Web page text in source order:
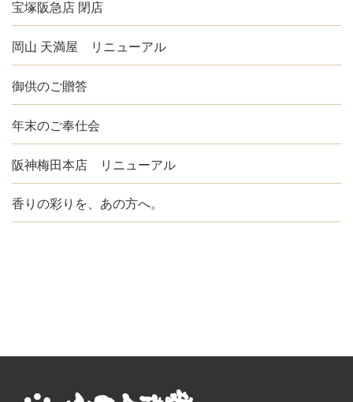
宝塚阪急店 閉店
岡山 天満屋 リニューアル
御供のご贈答
年末のご奉仕会
阪神梅田本店 リニューアル
香りの彩りを、あの方へ。